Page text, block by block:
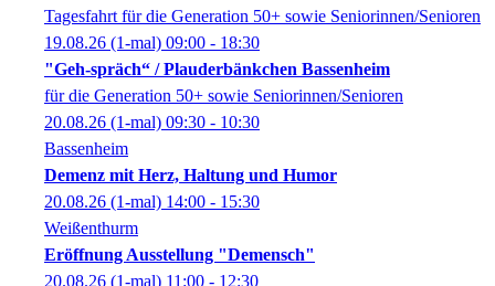
Tagesfahrt für die Generation 50+ sowie Seniorinnen/Senioren
19.08.26 (1-mal) 09:00 - 18:30
"Geh-spräch“ / Plauderbänkchen Bassenheim
für die Generation 50+ sowie Seniorinnen/Senioren
20.08.26 (1-mal) 09:30 - 10:30
Bassenheim
Demenz mit Herz, Haltung und Humor
20.08.26 (1-mal) 14:00 - 15:30
Weißenthurm
Eröffnung Ausstellung "Demensch"
20.08.26 (1-mal) 11:00 - 12:30